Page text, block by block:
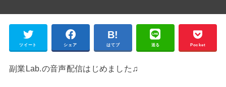
ツイート シェア はてブ 送る Pocket
副業Lab.の音声配信はじめました♫